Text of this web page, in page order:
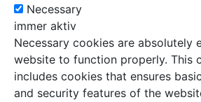
Necessary
immer aktiv
Necessary cookies are absolutely
website to function properly. This
includes cookies that ensures
and security features of the